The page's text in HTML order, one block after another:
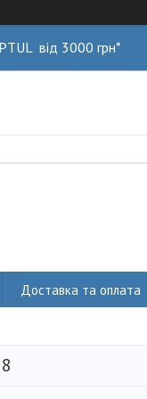
від 3000 грн*
Доставка та оплата